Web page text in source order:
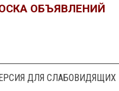
ОБЪЯВЛЕНИЙ
ДЛЯ СЛАБОВИДЯЩИХ